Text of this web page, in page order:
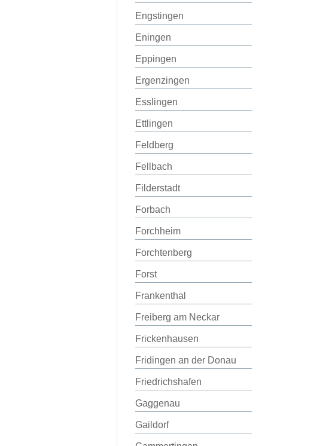
Engstingen
Eningen
Eppingen
Ergenzingen
Esslingen
Ettlingen
Feldberg
Fellbach
Filderstadt
Forbach
Forchheim
Forchtenberg
Forst
Frankenthal
Freiberg am Neckar
Frickenhausen
Fridingen an der Donau
Friedrichshafen
Gaggenau
Gaildorf